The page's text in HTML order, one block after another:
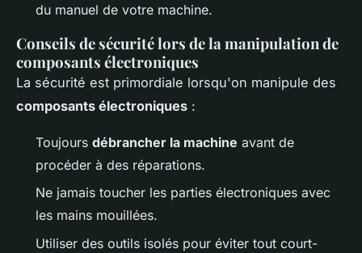
du manuel de votre machine.
Conseils de sécurité lors de la manipulation de
composants électroniques
La sécurité est primordiale lorsqu'on manipule des
composants électroniques :
Toujours débrancher la machine avant de
procéder à des réparations.
Ne jamais toucher les parties électroniques avec
les mains mouillées.
Utiliser des outils isolés pour éviter tout court-